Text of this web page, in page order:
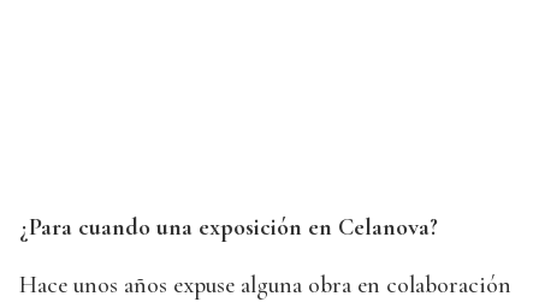
¿Para cuando una exposición en Celanova?
Hace unos años expuse alguna obra en colaboración